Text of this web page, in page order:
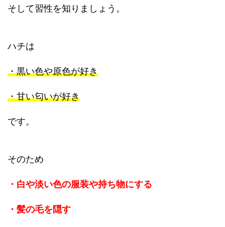
そして習性を知りましょう。
ハチは
・黒い色や原色が好き
・甘い匂いが好き
です。
そのため
・白や淡い色の服装や持ち物にする
・髪の毛を隠す